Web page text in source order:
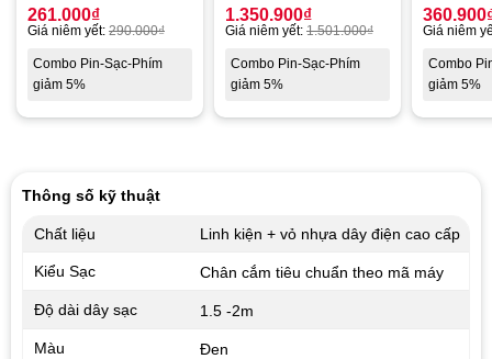
261.000₫
Giá niêm yết: 290.000₫
Combo Pin-Sạc-Phím
giảm 5%
1.350.900₫
Giá niêm yết: 1.501.000₫
Combo Pin-Sạc-Phím
giảm 5%
360.900
Giá niêm
Combo
giảm 5%
Thông số kỹ thuật
Chất liệu Linh kiện + vỏ nhựa dây điện cao cấp
Kiểu Sạc Chân cắm tiêu chuẩn theo mã máy
Độ dài dây sạc 1.5 -2m
Màu Đen